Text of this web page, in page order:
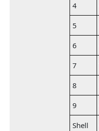
4
5
6
7
8
9
Shell